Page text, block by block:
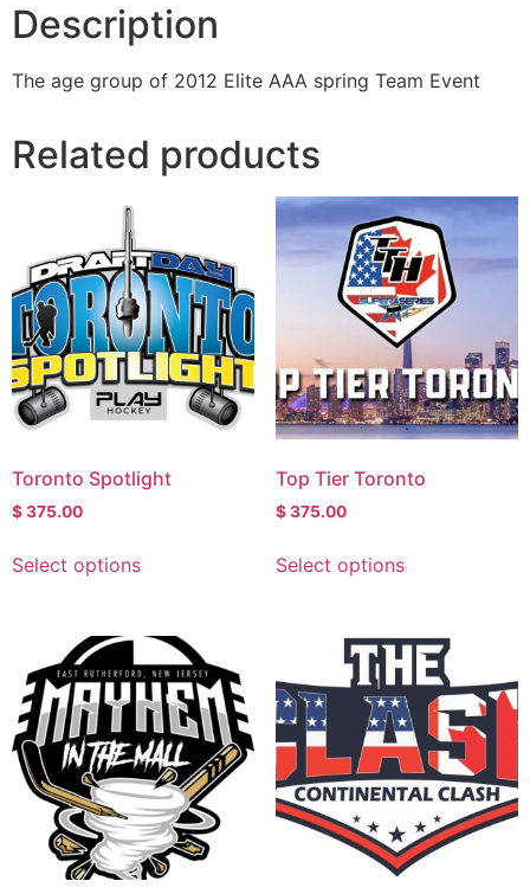
Description
The age group of 2012 Elite AAA spring Team Event
Related products
Toronto Spotlight
$375.00
Select options
Top Tier Toronto
$375.00
Select options